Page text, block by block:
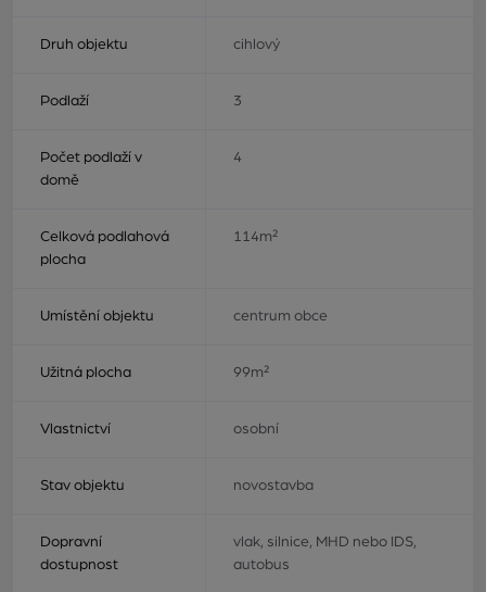
Druh objektu cihlový
Podlaží 3
Počet podlaží v
domě
4
Celková podlahová
plocha
114m²
Umístění objektu centrum obce
Užitná plocha 99m²
Vlastnictví osobní
Stav objektu novostavba
Dopravní
dostupnost
vlak, silnice, MHD nebo IDS,
autobus